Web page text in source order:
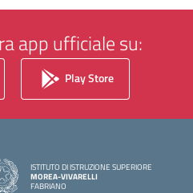
app ufficiale su:
Play Store
ISTITUTO DI ISTRUZIONE SUPERIORE
MOREA-VIVARELLI
FABRIANO